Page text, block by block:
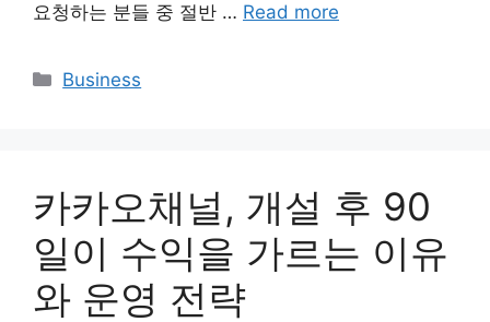
요청하는 분들 중 절반 … Read more
Categories
Business
카카오채널, 개설 후 90
일이 수익을 가르는 이유
와 운영 전략